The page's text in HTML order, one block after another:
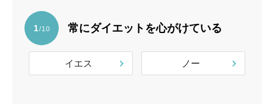
1/10 常にダイエットを心がけている
イエス ノー